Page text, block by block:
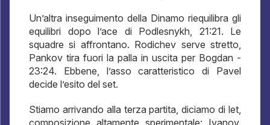
Un’altra inseguimento della Dinamo riequilibra gli
equilibri dopo l’ace di Podlesnykh, 21:21. Le
squadre si affrontano. Rodichev serve stretto,
Pankov tira fuori la palla in uscita per Bogdan -
23:24. Ebbene, l’asso caratteristico di Pavel
decide l’esito del set.
Stiamo arrivando alla terza partita, diciamo di let,